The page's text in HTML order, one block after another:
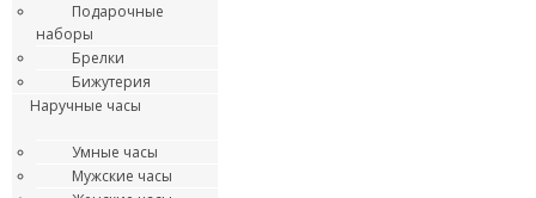
Подарочные
наборы
Брелки
Бижутерия
Наручные часы
Умные часы
Мужские часы